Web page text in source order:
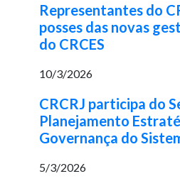
Representantes do
posses das novas
do CRCES
10/3/2026
CRCRJ participa do
Planejamento
Governança do
5/3/2026